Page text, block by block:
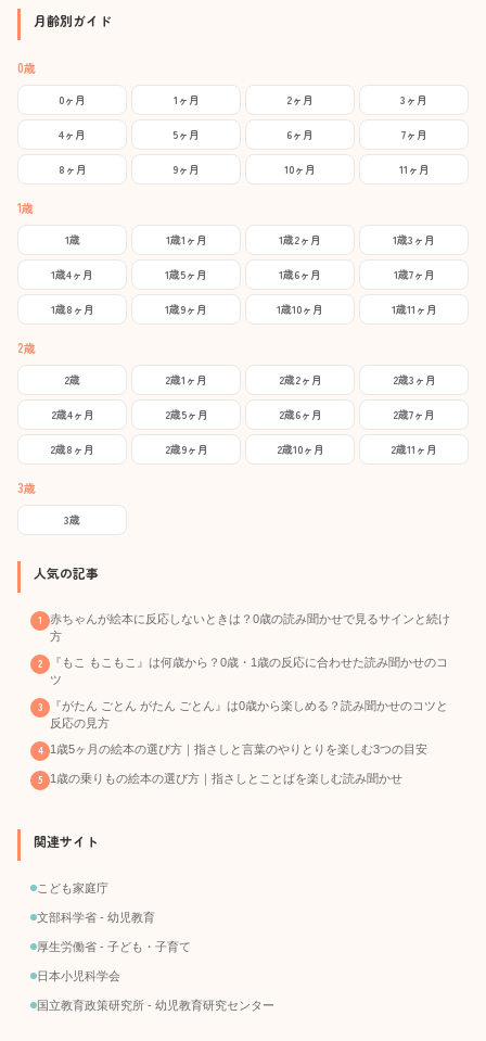
月齢別ガイド
0歳
0ヶ月 1ヶ月 2ヶ月 3ヶ月
4ヶ月 5ヶ月 6ヶ月 7ヶ月
8ヶ月 9ヶ月 10ヶ月 11ヶ月
1歳
1歳 1歳1ヶ月 1歳2ヶ月 1歳3ヶ月
1歳4ヶ月 1歳5ヶ月 1歳6ヶ月 1歳7ヶ月
1歳8ヶ月 1歳9ヶ月 1歳10ヶ月 1歳11ヶ月
2歳
2歳 2歳1ヶ月 2歳2ヶ月 2歳3ヶ月
2歳4ヶ月 2歳5ヶ月 2歳6ヶ月 2歳7ヶ月
2歳8ヶ月 2歳9ヶ月 2歳10ヶ月 2歳11ヶ月
3歳
3歳
人気の記事
赤ちゃんが絵本に反応しないときは？0歳の読み聞かせで見るサインと続け
方
『もこ もこもこ』は何歳から？0歳・1歳の反応に合わせた読み聞かせのコ
ツ
『がたん ごとん がたん ごとん』は0歳から楽しめる？読み聞かせのコツと
反応の見方
1歳5ヶ月の絵本の選び方｜指さしと言葉のやりとりを楽しむ3つの目安
1歳の乗りもの絵本の選び方｜指さしとことばを楽しむ読み聞かせ
関連サイト
こども家庭庁
文部科学省 - 幼児教育
厚生労働省 - 子ども・子育て
日本小児科学会
国立教育政策研究所 - 幼児教育研究センター